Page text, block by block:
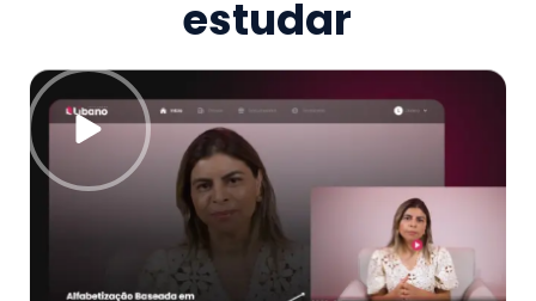
estudar